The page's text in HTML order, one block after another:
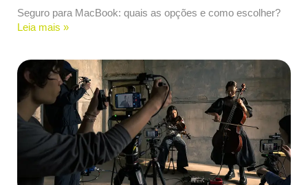
Seguro para MacBook: quais as opções e como escolher?
Leia mais »